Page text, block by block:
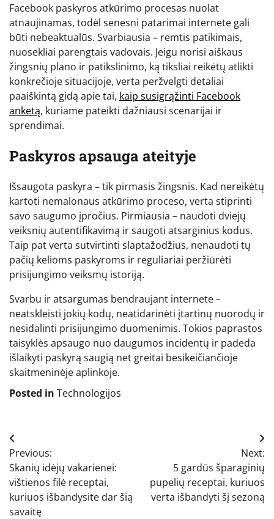
Facebook paskyros atkūrimo procesas nuolat
atnaujinamas, todėl senesni patarimai internete gali
būti nebeaktualūs. Svarbiausia – remtis patikimais,
nuosekliai parengtais vadovais. Jeigu norisi aiškaus
žingsnių plano ir patikslinimo, ką tiksliai reikėtų atlikti
konkrečioje situacijoje, verta peržvelgti detaliai
paaiškintą gidą apie tai, kaip susigrąžinti Facebook
anketą, kuriame pateikti dažniausi scenarijai ir
sprendimai.
Paskyros apsauga ateityje
Išsaugota paskyra – tik pirmasis žingsnis. Kad nereikėtų
kartoti nemalonaus atkūrimo proceso, verta stiprinti
savo saugumo įpročius. Pirmiausia – naudoti dviejų
veiksnių autentifikavimą ir saugoti atsarginius kodus.
Taip pat verta sutvirtinti slaptažodžius, nenaudoti tų
pačių kelioms paskyroms ir reguliariai peržiūrėti
prisijungimo veiksmų istoriją.
Svarbu ir atsargumas bendraujant internete –
neatskleisti jokių kodų, neatidarinėti įtartinų nuorodų ir
nesidalinti prisijungimo duomenimis. Tokios paprastos
taisyklės apsaugo nuo daugumos incidentų ir padeda
išlaikyti paskyrą saugią net greitai besikeičiančioje
skaitmeninėje aplinkoje.
Posted in Technologijos
Navigacija
tarp
įrašų
Previous:
Skanių idėjų vakarienei:
vištienos filė receptai,
kuriuos išbandysite dar šią
savaitę
Next:
5 gardūs šparaginių
pupelių receptai, kuriuos
verta išbandyti šį sezoną